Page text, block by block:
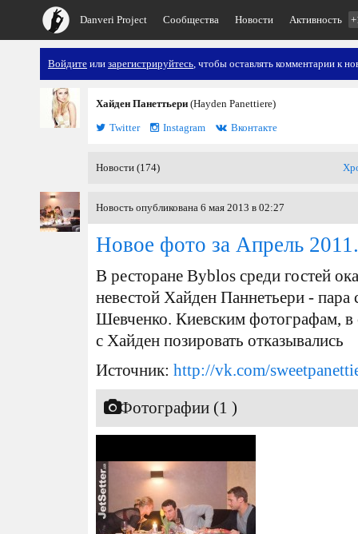
Danveri Project Сообщества Новости Активность
Войдите или зарегистрируйтесь, чтобы оставлять комментарии к
Хайден Панеттьери (Hayden Panettiere)
Twitter
Instagram Вконтакте
Новости (174)
Новость опубликована 6 мая 2013 в 02:27
Новое фото за Апрель
В ресторане Byblos среди гостей
невестой Хайден Паннетьери -
Шевченко. Киевским фотографам,
с Хайден позировать отказывались
Источник: http://vk.com/
Фотографии (1 )